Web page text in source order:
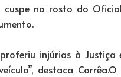
no rosto do
injúrias à
destaca